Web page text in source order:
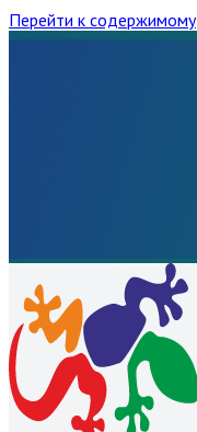
Перейти к содержимому